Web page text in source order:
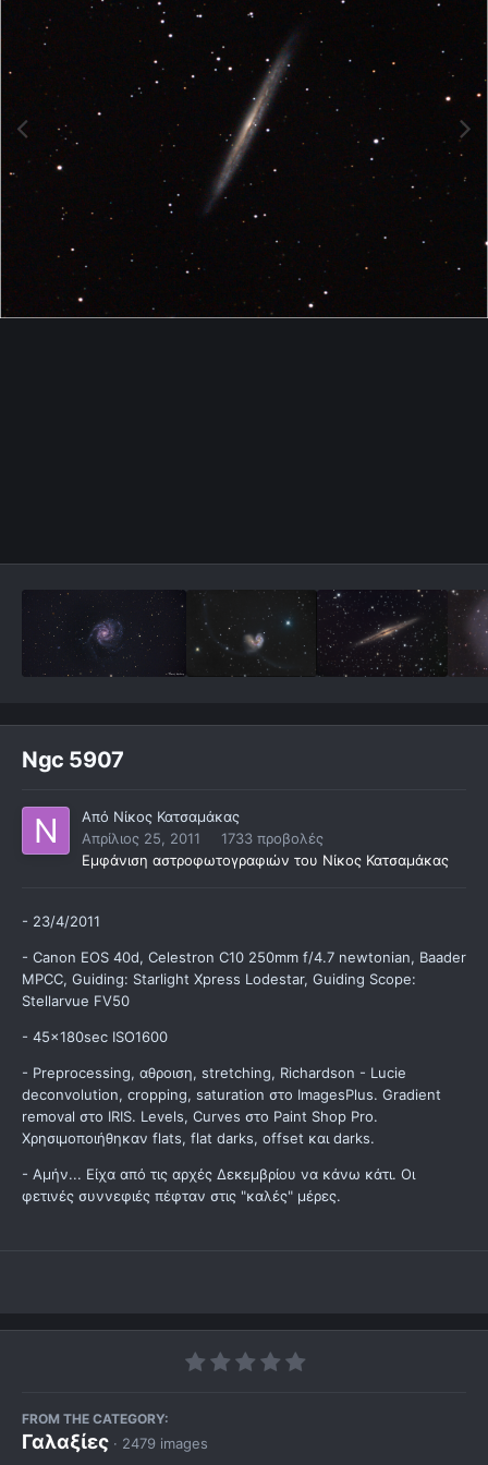
Ngc 5907
Από Νίκος Κατσαμάκας
Απρίλιος 25, 2011
1733 προβολές
Εμφάνιση αστροφωτογραφιών του Νίκος Κατσαμάκας
- 23/4/2011
- Canon EOS 40d, Celestron C10 250mm f/4.7 newtonian, Baader
MPCC, Guiding: Starlight Xpress Lodestar, Guiding Scope:
Stellarvue FV50
- 45x180sec ISO1600
- Preprocessing, αθροιση, stretching, Richardson - Lucie
deconvolution, cropping, saturation στο ImagesPlus. Gradient
removal στο IRIS. Levels, Curves στο Paint Shop Pro.
Χρησιμοποιήθηκαν flats, flat darks, offset και darks.
- Αμήν... Είχα από τις αρχές Δεκεμβρίου να κάνω κάτι. Οι
φετινές συννεφιές πέφταν στις "καλές" μέρες.
FROM THE CATEGORY:
Γαλαξίες · 2479 images